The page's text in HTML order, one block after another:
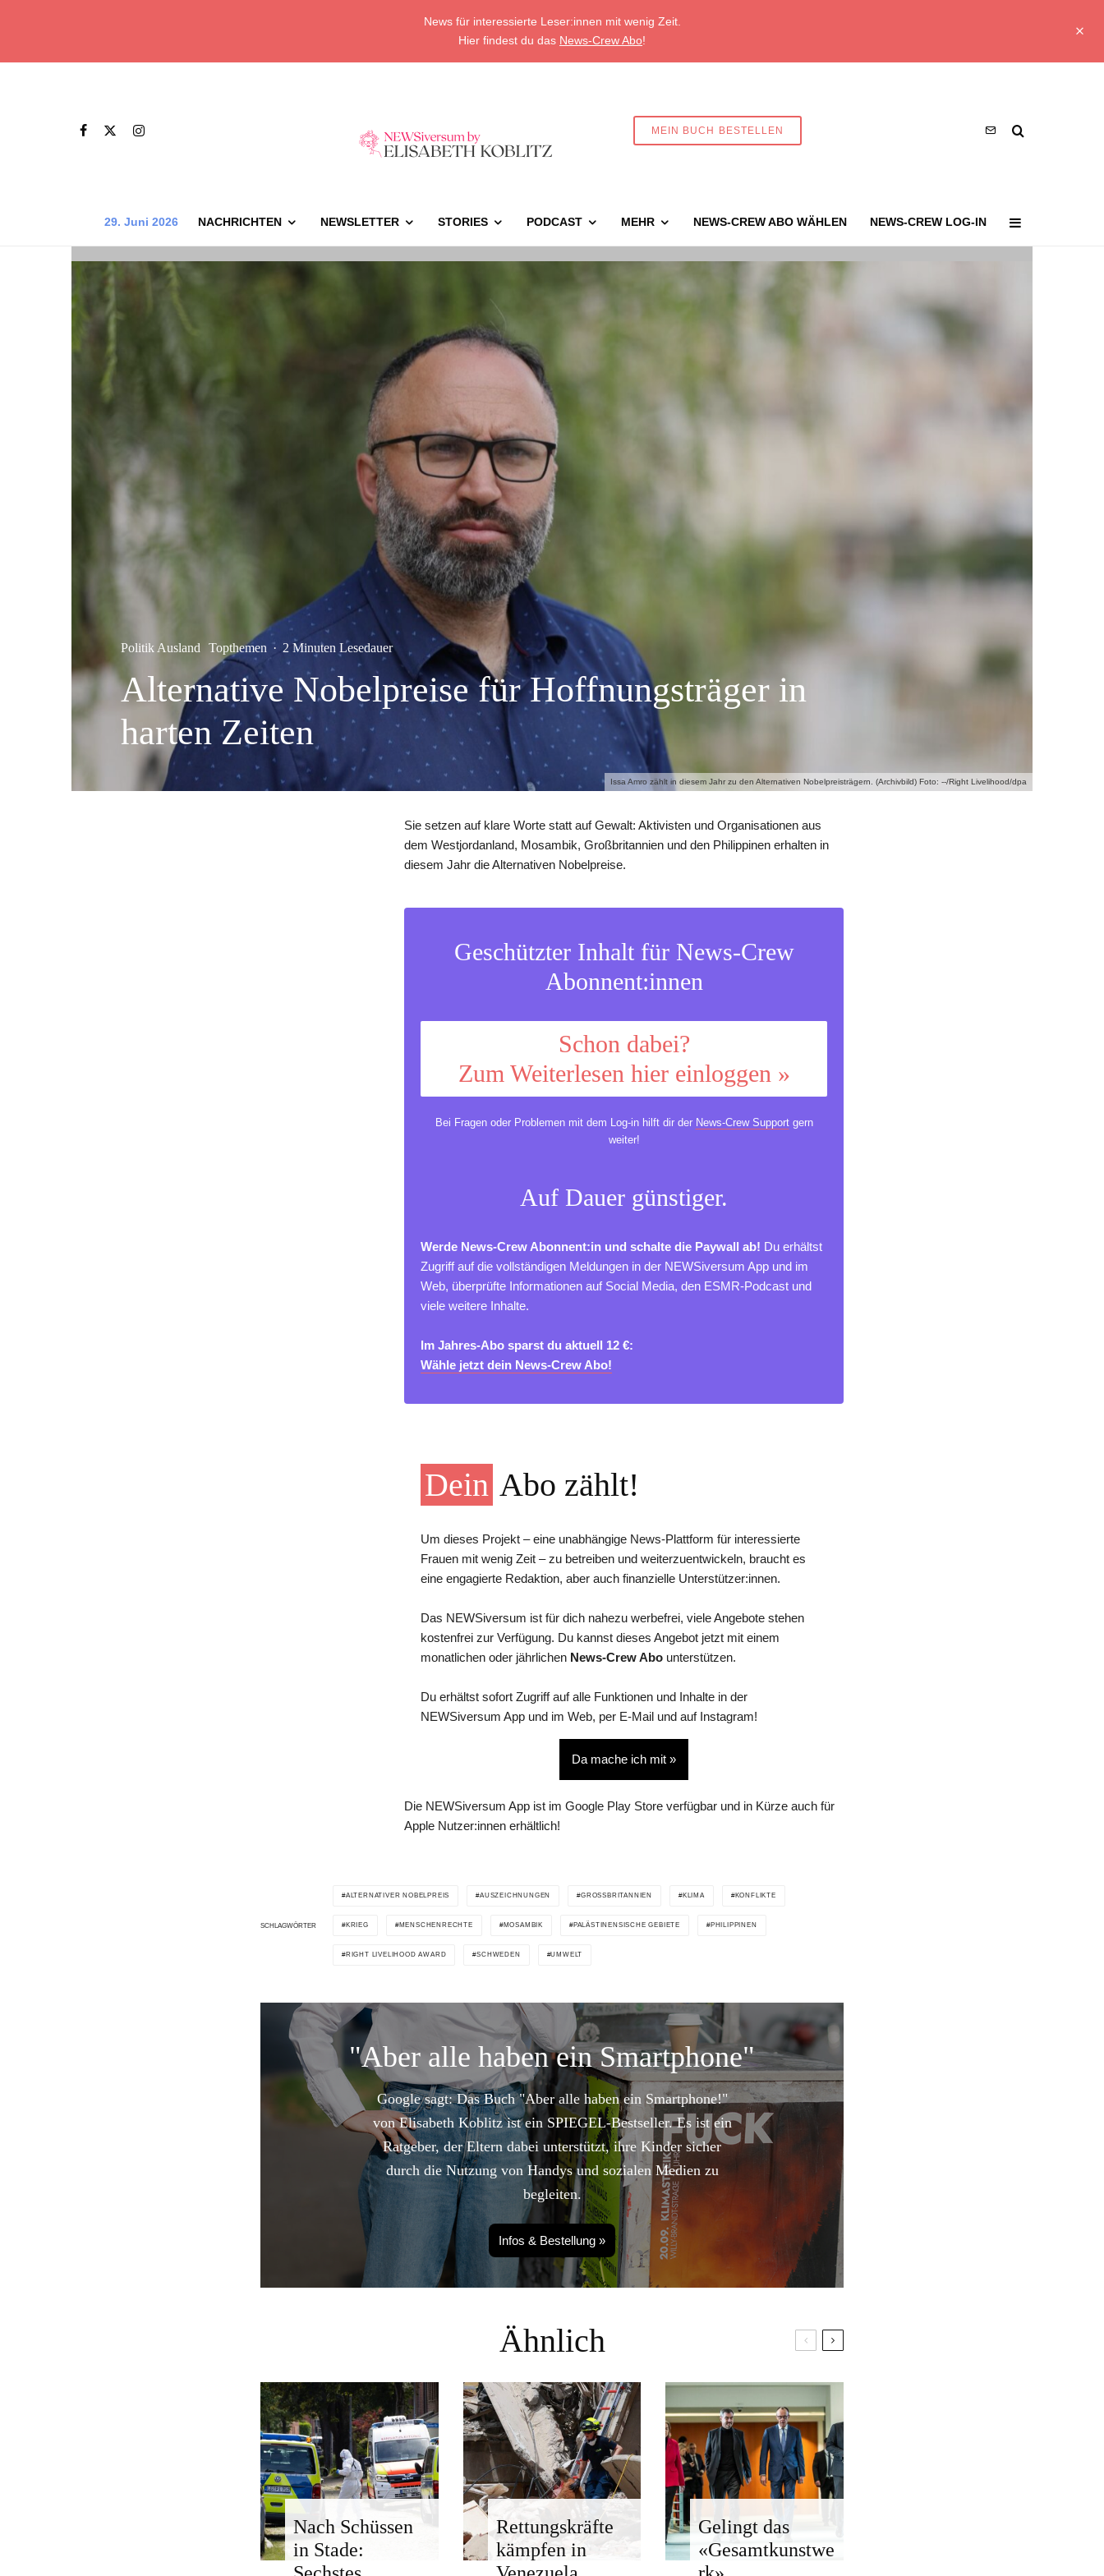
News für interessierte Leser:innen mit wenig Zeit.
Hier findest du das News-Crew Abo!
MEIN BUCH BESTELLEN
29. Juni 2026 NACHRICHTEN NEWSLETTER STORIES PODCAST MEHR NEWS-CREW ABO WÄHLEN NEWS-CREW LOG-IN
Issa Amro zählt in diesem Jahr zu den Alternativen Nobelpreisträgern. (Archivbild) Foto: --/Right Livelihood/dpa
Politik Ausland Topthemen · 2 Minuten Lesedauer
Alternative Nobelpreise für Hoffnungsträger in
harten Zeiten
Sie setzen auf klare Worte statt auf Gewalt: Aktivisten und Organisationen aus
dem Westjordanland, Mosambik, Großbritannien und den Philippinen erhalten in
diesem Jahr die Alternativen Nobelpreise.
Geschützter Inhalt für News-Crew
Abonnent:innen
Schon dabei?
Zum Weiterlesen hier einloggen »
Bei Fragen oder Problemen mit dem Log-in hilft dir der News-Crew Supportgern
weiter!
Auf Dauer günstiger.
Werde News-Crew Abonnent:in und schalte die Paywall ab! Du erhältst
Zugriff auf die vollständigen Meldungen in der NEWSiversum App und im
Web, überprüfte Informationen auf Social Media, den ESMR-Podcast und
viele weitere Inhalte.
Im Jahres-Abo sparst du aktuell 12 €:
Wähle jetzt dein News-Crew Abo!
Dein Abo zählt!
Um dieses Projekt – eine unabhängige News-Plattform für interessierte
Frauen mit wenig Zeit – zu betreiben und weiterzuentwickeln, braucht es
eine engagierte Redaktion, aber auch finanzielle Unterstützer:innen.
Das NEWSiversum ist für dich nahezu werbefrei, viele Angebote stehen
kostenfrei zur Verfügung. Du kannst dieses Angebot jetzt mit einem
monatlichen oder jährlichen News-Crew Abo unterstützen.
Du erhältst sofort Zugriff auf alle Funktionen und Inhalte in der
NEWSiversum App und im Web, per E-Mail und auf Instagram!
Da mache ich mit »
Die NEWSiversum App ist im Google Play Store verfügbar und in Kürze auch für
Apple Nutzer:innen erhältlich!
SCHLAGWÖRTER
ALTERNATIVER NOBELPREIS AUSZEICHNUNGEN GROSSBRITANNIEN KLIMA KONFLIKTE
KRIEG MENSCHENRECHTE MOSAMBIK PALÄSTINENSISCHE GEBIETE PHILIPPINEN
RIGHT LIVELIHOOD AWARD SCHWEDEN UMWELT
"Aber alle haben ein Smartphone"
Google sagt: Das Buch "Aber alle haben ein Smartphone!"
von Elisabeth Koblitz ist ein SPIEGEL-Bestseller. Es ist ein
Ratgeber, der Eltern dabei unterstützt, ihre Kinder sicher
durch die Nutzung von Handys und sozialen Medien zu
begleiten.
Infos & Bestellung »
Ähnlich
Nach Schüssen
in Stade:
Rettungskräfte
kämpfen in
Gelingt das
«Gesamtkunstwe